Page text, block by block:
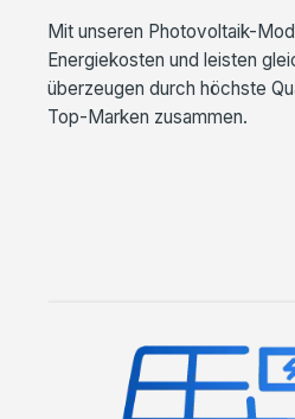
Mit unseren Photovoltaik-
Energiekosten und leisten
überzeugen durch höchste
Top-Marken zusammen.